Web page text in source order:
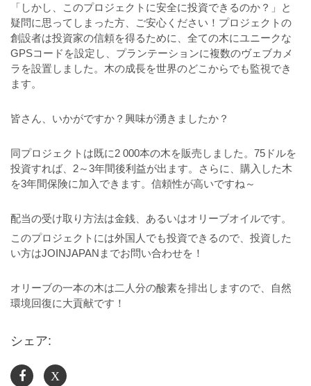
「しかし、このプロジェクトに安全に投資できるのか？」と
疑問に思ってしまった方、ご安心ください！プロジェクトの
創設者は投資家の信頼を得るために、全ての木にユニークな
GPSコードを設定し、プランテーションに複数のヴェブカメ
ラを設置しました。木の成長を世界のどこからでも監視でき
ます。
皆さん、いかがですか？興味が湧きましたか？
同プロジェクトは既に2 000本の木を販売しました。75ドルを
投資すれば、2～3年間後利益が出ます。さらに、購入した木
を3年間保険に加入できます。信頼性が高いですね～
配当の受け取り方法は金銭、あるいはオリーブオイルです。
このプロジェクトには外国人でも投資できるので、投資した
い方はJOINJAPANまでお問い合わせを！
オリーブの一本の木は二人分の酸素を排出しますので、自然
環境回復に大貢献です！
シェア:
X